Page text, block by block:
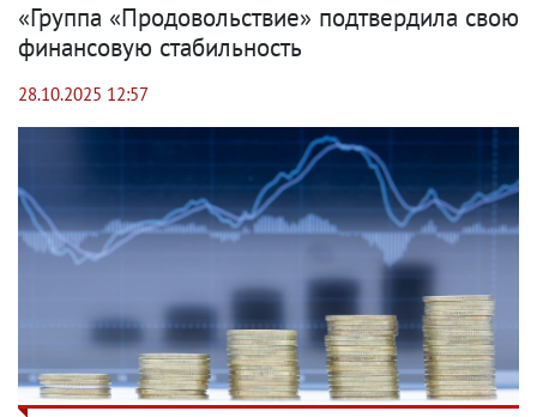
«Группа «Продовольствие» подтвердила свою
финансовую стабильность
28.10.2025 12:57